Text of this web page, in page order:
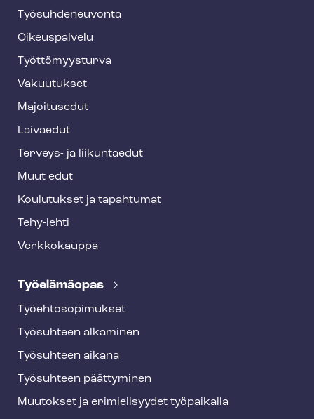
f
o
o
t
e
Työ­suh­de­neu­von­ta
Oikeuspalvelu
Työt­tö­myys­tur­va
Vakuutukset
Majoitusedut
Laivaedut
Terveys- ja liikuntaedut
Muut edut
Koulutukset ja tapahtumat
Tehy-lehti
Verkkokauppa
Työelämäopas
Työ­eh­to­so­pi­muk­set
Työsuhteen alkaminen
Työsuhteen aikana
Työsuhteen päättyminen
Muutokset ja erimielisyydet työpaikalla